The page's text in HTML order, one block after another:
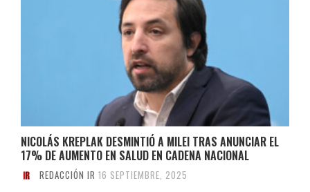
NICOLÁS KREPLAK DESMINTIÓ A MILEI TRAS ANUNCIAR EL
17% DE AUMENTO EN SALUD EN CADENA NACIONAL
REDACCIÓN IR 16 SEPTIEMBRE, 2025